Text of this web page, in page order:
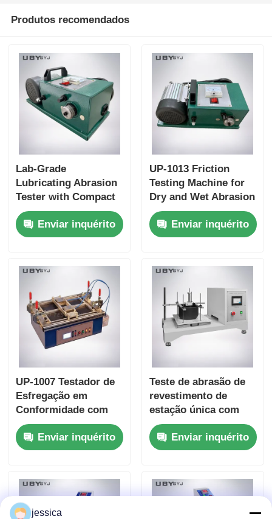
Produtos recomendados
Lab-Grade
Lubricating Abrasion
Tester with Compact
Structure and User-
Friendly Interface for
Friction and Wear
Enviar inquérito
UP-1013 Friction
Testing Machine for
Dry and Wet Abrasion
Test with Adjustable
Load Range and Real-
time Friction
Enviar inquérito
UP-1007 Testador de
Esfregação em
Conformidade com
ISO 11998 e ASTM
D2486 com
Frequência de
de 37 ± 1cpm e Corpo
de Alumínio
Anodizado
Enviar inquérito
Teste de abrasão de
revestimento de
estação única com
curso de 100 mm ± 5
mm e velocidade de
6,5 ± 0,2 m/min para
durabilidade
Enviar inquérito
jessica